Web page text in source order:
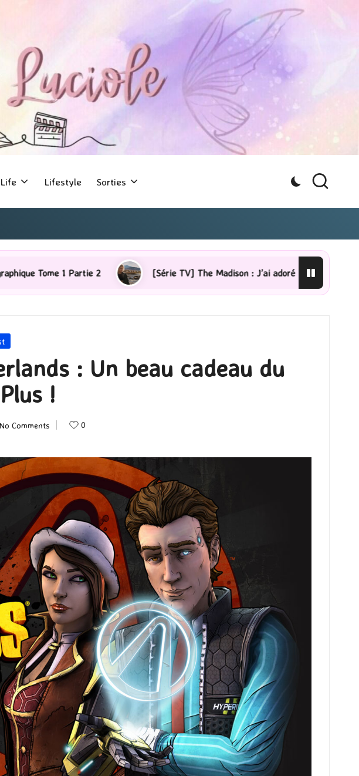
Lifestyle Sorties
TV] The Madison : J’ai adoré ! [Lecture] La femme de ménage : J’ai
: Un beau cadeau du
!
No Comments 0